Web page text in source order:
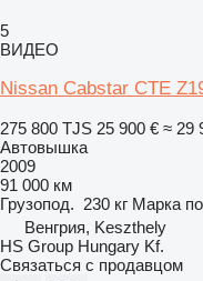
5
ВИДЕО
Nissan Cabstar CTE
275 800 TJS 25 900 € ≈ 29
Автовышка
2009
91 000 км
Грузопод. 230 кг Марка
Венгрия, Keszthely
HS Group Hungary Kf.
Связаться с продавцом